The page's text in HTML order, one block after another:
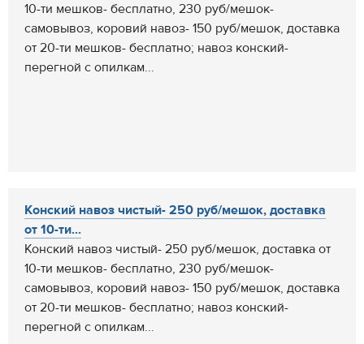
10-ти мешков- бесплатно, 230 руб/мешок-
самовывоз, коровий навоз- 150 руб/мешок, доставка
от 20-ти мешков- бесплатно; навоз конский-
перегной с опилкам...
Конский навоз чистый- 250 руб/мешок, доставка
от 10-ти...
Конский навоз чистый- 250 руб/мешок, доставка от
10-ти мешков- бесплатно, 230 руб/мешок-
самовывоз, коровий навоз- 150 руб/мешок, доставка
от 20-ти мешков- бесплатно; навоз конский-
перегной с опилкам...